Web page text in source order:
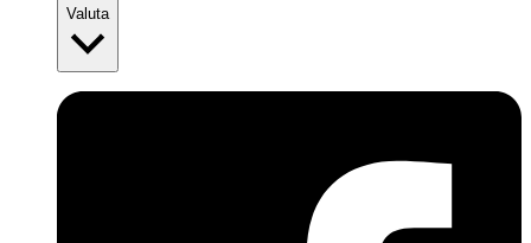
Valuta